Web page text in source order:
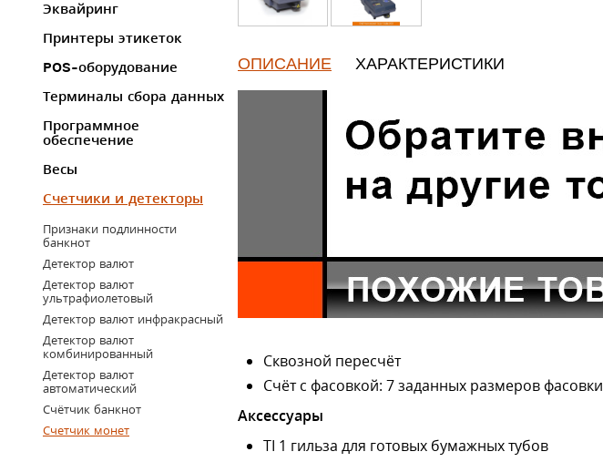
Эквайринг
Принтеры этикеток
POS-оборудование
Терминалы сбора данных
Программное
обеспечение
Весы
Счетчики и детекторы
Признаки подлинности
банкнот
Детектор валют
Детектор валют
ультрафиолетовый
Детектор валют инфракрасный
Детектор валют
комбинированный
Детектор валют
автоматический
Счётчик банкнот
Счетчик монет
ОПИСАНИЕ ХАРАКТЕРИСТИКИ
Сквозной пересчёт
Счёт с фасовкой: 7 заданных размеров фасовки
Аксессуары
TI 1 гильза для готовых бумажных тубов